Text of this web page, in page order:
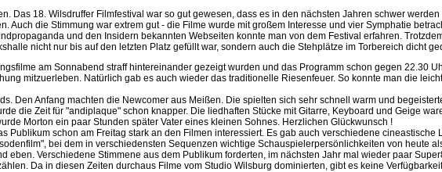
Das 18. Wilsdruffer Filmfestival war so gut gewesen, dass es in den nächsten Jahren schwer
Auch die Stimmung war extrem gut - die Filme wurde mit großem Interesse und vier Symphatie
und den Insidern bekannten Webseiten konnte man von dem Festival erfahren.
nicht nur bis auf den letzten Platz gefüllt war, sondern auch die Stehplätze im Torbereich dicht
am Sonnabend straff hintereinander gezeigt wurden und das Programm schon gegen 22.30
mitzuerleben. Natürlich gab es auch wieder das traditionelle Riesenfeuer. So konnte man die
Den Anfang machten die Newcomer aus Meißen. Die spielten sich sehr schnell warm und
die Zeit für "andiplaque" schon knapper. Die liedhaften Stücke mit Gitarre, Keyboard und Geige
Morton ein paar Stunden später Vater eines kleinen Sohnes. Herzlichen Glückwunsch !
Publikum schon am Freitag stark an den Filmen interessiert. Es gab auch verschiedene
bei dem in verschiedensten Sequenzen wichtige Schauspielerpersönlichkeiten von heute
eben. Verschiedene Stimmene aus dem Publikum forderten, im nächsten Jahr mal wieder paar
Da in diesen Zeiten durchaus Filme vom Studio Wilsburg dominierten, gibt es keine